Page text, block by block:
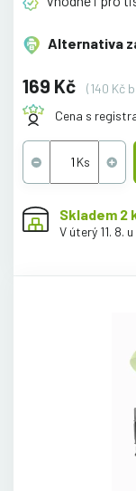
Alternativa
169 Kč
(140 Kč
Cena s
Skladem 2
V úterý 11. 8.